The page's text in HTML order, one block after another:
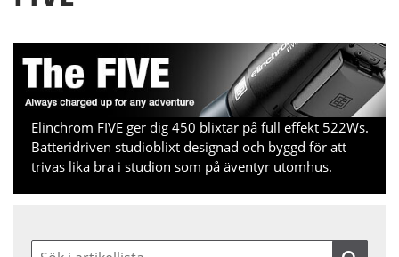
Elinchrom FIVE ger dig 450 blixtar på full effekt 522Ws.
Batteridriven studioblixt designad och byggd för att
trivas lika bra i studion som på äventyr utomhus.